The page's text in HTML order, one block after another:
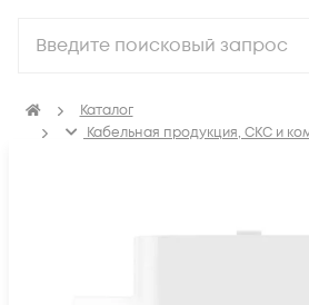
Каталог
Кабельная продукция, СКС и